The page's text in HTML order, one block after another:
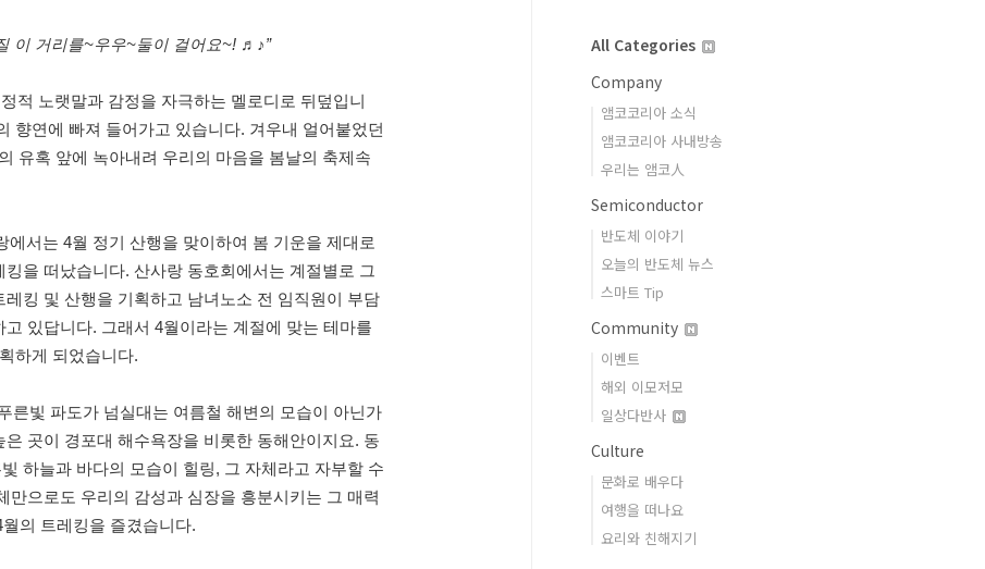
이 거리를~우우~둘이 걸어요~! ♬♪”
적 노랫말과 감정을 자극하는 멜로디로 뒤덮입니
향연에 빠져 들어가고 있습니다. 겨우내 얼어붙었던
유혹 앞에 녹아내려 우리의 마음을 봄날의 축제속
서는 4월 정기 산행을 맞이하여 봄 기운을 제대로
을 떠났습니다. 산사랑 동호회에서는 계절별로 그
킹 및 산행을 기획하고 남녀노소 전 임직원이 부담
있답니다. 그래서 4월이라는 계절에 맞는 테마를
하게 되었습니다.
른빛 파도가 넘실대는 여름철 해변의 모습이 아닌가
곳이 경포대 해수욕장을 비롯한 동해안이지요. 동
하늘과 바다의 모습이 힐링, 그 자체라고 자부할 수
으로도 우리의 감성과 심장을 흥분시키는 그 매력
의 트레킹을 즐겼습니다.
All Categories
Company
앰코코리아 소식
앰코코리아 사내방송
우리는 앰코人
Semiconductor
반도체 이야기
오늘의 반도체 뉴스
스마트 Tip
Community
이벤트
해외 이모저모
일상다반사
Culture
문화로 배우다
여행을 떠나요
요리와 친해지기